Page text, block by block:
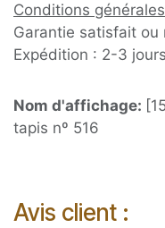
Conditions générales
Garantie satisfait
Expédition : 2-3
Nom d'affichage:
tapis nº 516
Avis client :